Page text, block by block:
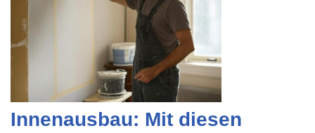
Innenausbau: Mit diesen